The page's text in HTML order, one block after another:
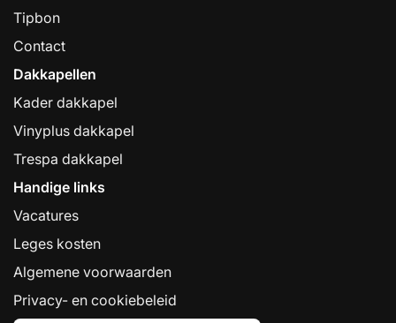
Tipbon
Contact
Dakkapellen
Kader dakkapel
Vinyplus dakkapel
Trespa dakkapel
Handige links
Vacatures
Leges kosten
Algemene voorwaarden
Privacy- en cookiebeleid